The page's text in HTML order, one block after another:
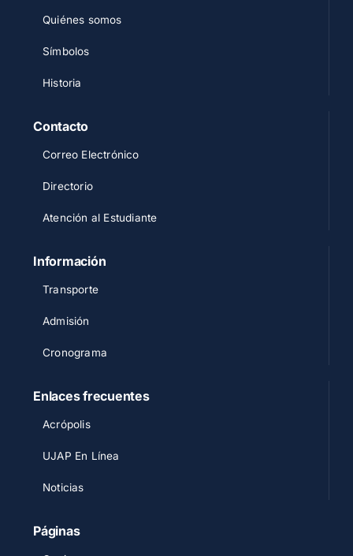
Quiénes somos
Símbolos
Historia
Contacto
Correo Electrónico
Directorio
Atención al Estudiante
Información
Transporte
Admisión
Cronograma
Enlaces frecuentes
Acrópolis
UJAP En Línea
Noticias
Páginas